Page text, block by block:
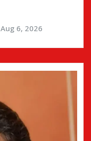
Aug 6, 2026